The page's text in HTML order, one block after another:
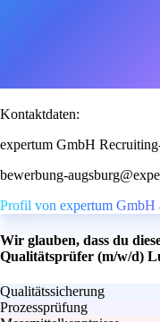
Kontaktdaten:
expertum GmbH
bewerbung-
Profil von expertum GmbH
Wir glauben, dass du
Qualitätsprüfer (m/w/d)
Qualitätssicherung
Prozessprüfung